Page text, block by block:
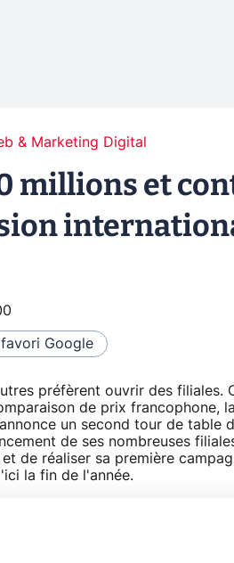
& Marketing Digital
millions et
Google
préfèrent ouvrir des filiales.
de prix francophone,
un second tour de table
de ses nombreuses
de réaliser sa première
la fin de l'année.